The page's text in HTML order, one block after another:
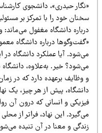
حیدری»، دانشجوی کارشناسی
خود را با تمرکز بر مسئولیتی
دانشگاه مغفول می‌ماند: وجه
درباره دانشگاه معمولاً
آیا عملکرد دانشگاه در این
خیر. به‌علاوه، دانشگاه
وظایف برعهده دارد که در زمان
پیش از هر چیز، یک نهاد
و انسانی که درون آن
این نهاد، فراتر از محلی
و معنا در آن تنیده می‌شود.»